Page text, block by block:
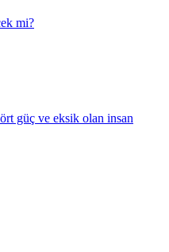
mi?
güç ve eksik olan insan